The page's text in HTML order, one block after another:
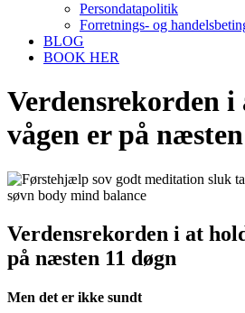
Persondatapolitik
Forretnings- og
BLOG
BOOK HER
Verdensrekorden i
vågen er på
Verdensrekorden i at
på næsten 11 døgn
Men det er ikke sundt